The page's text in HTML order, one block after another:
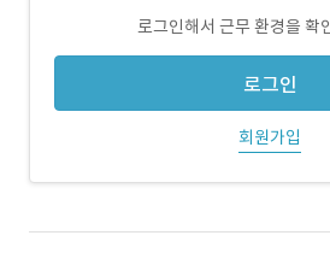
로그인해서 근무 환경을 확
로그인
회원가입